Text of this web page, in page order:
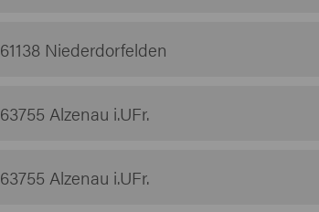
61138 Niederdorfelden
63755 Alzenau i.UFr.
63755 Alzenau i.UFr.